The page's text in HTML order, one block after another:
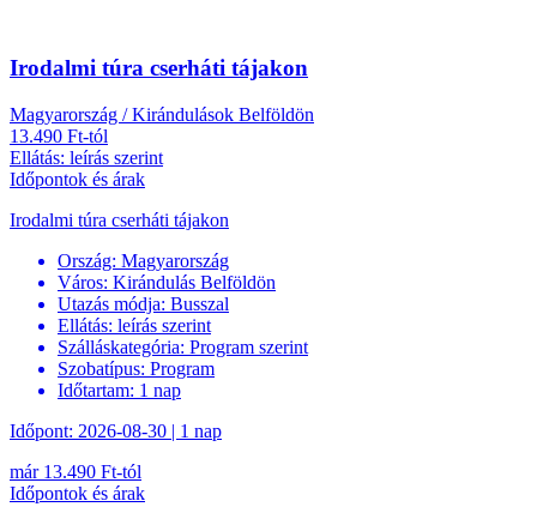
Irodalmi túra cserháti tájakon
Magyarország / Kirándulások Belföldön
13.490 Ft-tól
Ellátás: leírás szerint
Időpontok és árak
Irodalmi túra cserháti tájakon
Ország: Magyarország
Város: Kirándulás Belföldön
Utazás módja: Busszal
Ellátás: leírás szerint
Szálláskategória: Program szerint
Szobatípus: Program
Időtartam: 1 nap
Időpont: 2026-08-30 | 1 nap
már 13.490 Ft-tól
Időpontok és árak